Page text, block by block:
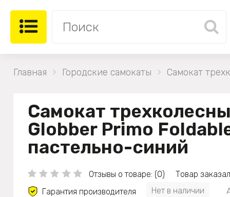
Главная Городские самокаты Самокат
Самокат
Globber Primo
пастельно-синий
Отзывы о товаре: (0)
Товар
Гарантия производителя
Нет в наличии